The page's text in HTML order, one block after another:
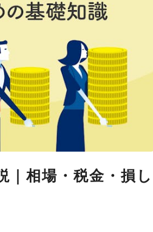
｜相場・税金・損し